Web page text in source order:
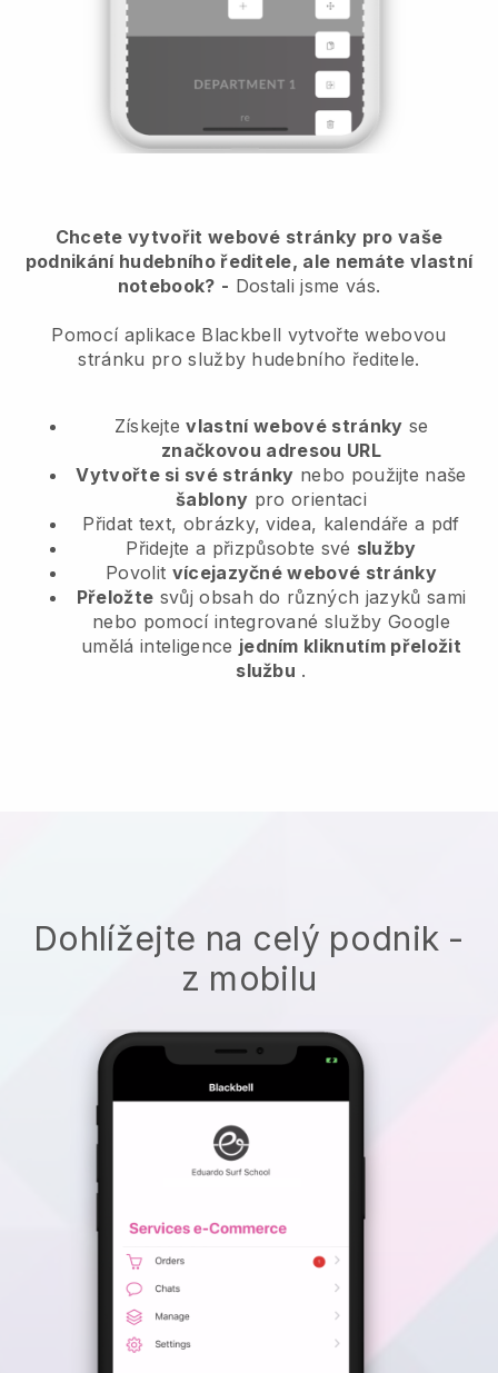
Chcete vytvořit webové stránky pro vaše
podnikání hudebního ředitele, ale nemáte vlastní
notebook? - Dostali jsme vás.
Pomocí aplikace Blackbell vytvořte webovou
stránku pro služby hudebního ředitele.
Získejtevlastní webové stránky se
značkovou adresou URL
Vytvořte si své stránky nebo použijte naše
šablony pro orientaci
Přidat text, obrázky, videa, kalendáře a pdf
Přidejte a přizpůsobte své služby
Povolit vícejazyčné webové stránky
Přeložte svůj obsah do různých jazyků sami
nebo pomocí integrované služby Google
umělá inteligence jedním kliknutím přeložit
službu .
Dohlížejte na celý podnik -
z mobilu